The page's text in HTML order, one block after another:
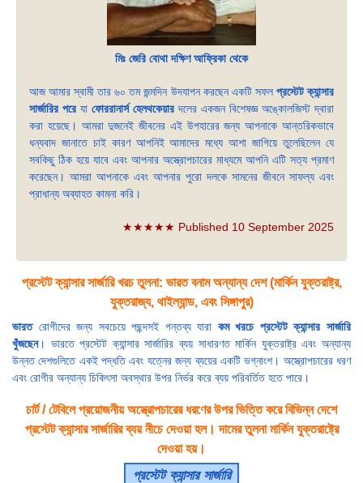
মিঃ জেরি বোথা দক্ষিণ আফ্রিকা থেকে
আজ আমার স্বামী তার ৬০ তম জন্মদিন উদযাপন করছেন একটি সফল প্রস্টেট ক্যান্সার
সার্জারির পরে যাফোররানার্স হেলথকেয়ার দলের একজন বিশেষজ্ঞ অঙ্কোলজিস্ট দ্বারা
করা হয়েছে। আমরা দুজনেই জীবনের এই উপহারের জন্য আপনাকে আন্তরিকভাবে
ধন্যবাদ জানাতে চাই কারণ আপনিই আমাদের মধ্যে আশা জাগিয়ে তুলেছিলেন যে
সবকিছু ঠিক হয়ে যাবে এবং আপনার অস্ত্রোপচারের মাধ্যমে আপনি এটি সত্য প্রমাণ
করেছেন। আমরা আপনাকে এবং আপনার পুরো দলকে সামনের জীবনে সাফল্য এবং
প্রাধান্য অব্যাহত কামনা করি।
★★★★★ Published 10 September 2025
প্রস্টেট ক্যান্সার সার্জারি খরচ তুলনা: ভারত বনাম অন্যান্য দেশ (মার্কিন যুক্তরাষ্ট্র,
যুক্তরাজ্য, থাইল্যান্ড, এবং সিঙ্গাপুর)
ভারতরোগীদের জন্য সবচেয়ে পছন্দসই গন্তব্য যারা কম খরচে প্রস্টেট ক্যান্সার সার্জারি
খুঁজছেন। ভারতে প্রস্টেট ক্যান্সার সার্জারির ব্যয় সাধারণত মার্কিন যুক্তরাষ্ট্র এবং অন্যান্য
উন্নত দেশগুলিতে একই পদ্ধতি এবং যত্নের জন্য ব্যয়ের একটি ভগ্নাংশ। অস্ত্রোপচারের ধরণ
এবং রোগীর অন্যান্য চিকিৎসা অবস্থার উপর নির্ভর করে ব্যয় পরিবর্তিত হতে পারে।
চার্ট / টেবিলে প্রয়োজনীয় অস্ত্রোপচারের ধরণের উপর ভিত্তি করে বিভিন্ন দেশে
প্রস্টেট ক্যান্সার সার্জারির ব্যয় নীচে দেওয়া হল। দামের তুলনা মার্কিন যুক্তরাষ্ট্রে
দেওয়া হয়।
প্রস্টেট ক্যান্সার সার্জারি